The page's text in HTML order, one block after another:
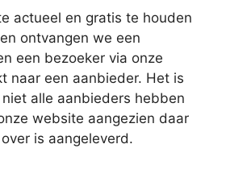
actueel en gratis te houden
ontvangen we een
een bezoeker via onze
naar een aanbieder. Het is
alle aanbieders hebben
website aangezien daar
is aangeleverd.